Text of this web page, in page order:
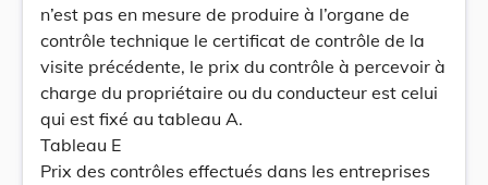
n’est pas en mesure de produire à l’organe de
contrôle technique le certificat de contrôle de la
visite précédente, le prix du contrôle à percevoir à
charge du propriétaire ou du conducteur est celui
qui est fixé au tableau A.
Tableau E
Prix des contrôles effectués dans les entreprises